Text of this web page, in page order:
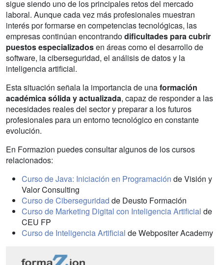
sigue siendo uno de los principales retos del mercado
laboral. Aunque cada vez más profesionales muestran
interés por formarse en competencias tecnológicas, las
empresas continúan encontrandodificultades para cubrir
puestos especializadosen áreas como el desarrollo de
software, la ciberseguridad, el análisis de datos y la
inteligencia artificial.
Esta situación señala la importancia de unaformación
académica sólida y actualizada, capaz de responder a las
necesidades reales del sector y preparar a los futuros
profesionales para un entorno tecnológico en constante
evolución.
En Formazion puedes consultar algunos de los cursos
relacionados:
Curso de Java: Iniciación en Programación de Visión y
Valor Consulting
Curso de Ciberseguridad de Deusto Formación
Curso de Marketing Digital con Inteligencia Artificial de
CEU FP
Curso de Inteligencia Artificial de Webpositer Academy